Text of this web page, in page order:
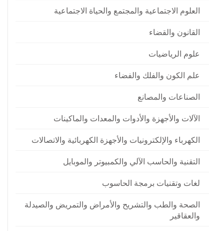
العلوم الاجتماعية والمجتمع والحياة الاجتماعية
القانون والقضاء
علوم الرياضيات
علم الكون والفلك والفضاء
الصناعات والمصانع
الآلات والأجهزة والأدوات والمعدات والماكينات
الكهرباء والإلكترونيات والأجهزة الكهربائية والاتصالات
التقنية والحاسب الآلي والكمبيوتر والموبايل
لغات وتقنيات برمجة الحاسوب
الصحة والطب والتشريح والأمراض والتمريض والصيدلة
والعقاقير